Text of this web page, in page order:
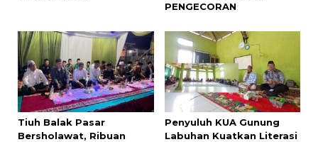
PENGECORAN
Tiuh Balak Pasar
Bersholawat, Ribuan
Penyuluh KUA Gunung
Labuhan Kuatkan Literasi